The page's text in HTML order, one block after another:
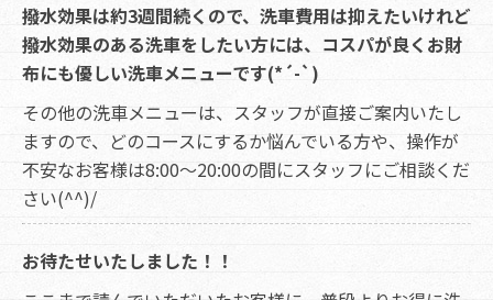
撥水効果は約3週間続くので、洗車費用は抑えたいけれど
撥水効果のある洗車をしたい方には、コスパが良くお財
布にも優しい洗車メニューです(*´-`)
その他の洗車メニューは、スタッフが直接ご案内いたし
ますので、どのコースにするか悩んでいる方や、操作が
不安なお客様は8:00～20:00の間にスタッフにご相談くだ
さい(^^)/
お待たせいたしました！！